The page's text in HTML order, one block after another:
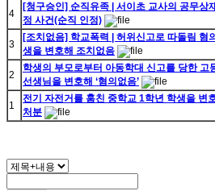
4
[청구승인] 순직유족 | 서이초 교사의 공무상
정 사건(순직 인정)
3
[조치없음] 학교폭력 | 허위신고로 따돌림 혐
생을 변호해 조치없음
2
학생의 부모로부터 아동학대 신고를 당한 고
선생님을 변호해 ‘혐의없음’
1
전기 자전거를 훔친 중학교 1학년 학생을 변
처분